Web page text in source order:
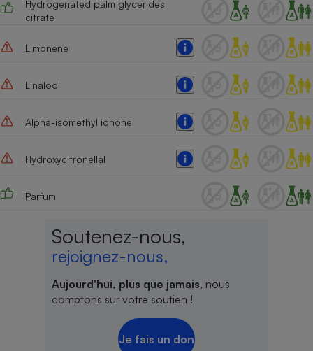
Hydrogenated palm glycerides
citrate
Limonene
Linalool
Alpha-isomethyl ionone
Hydroxycitronellal
Parfum
Soutenez-nous,
rejoignez-nous,
Aujourd'hui, plus que jamais, nous
comptons sur votre soutien !
Je fais un don